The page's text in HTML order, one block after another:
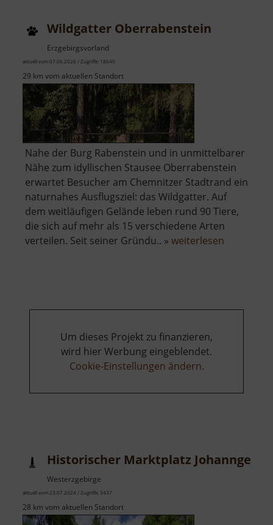
Wildgatter Oberrabenstein
Erzgebirgsvorland
aktuell vom 07.06.2026 / Zugriffe: 18640
29 km vom aktuellen Standort
Nahe der Burg Rabenstein und in unmittelbarer
Nähe zum idyllischen Stausee Oberrabenstein
erwartet Besucher am Chemnitzer Stadtrand ein
naturnahes Ausflugsziel: das Wildgatter. Auf
dem weitläufigen Gelände leben rund 90 Tiere,
die sich auf mehr als 15 verschiedene Arten
verteilen. Seit seiner Gründu.. » weiterlesen
Um dieses Projekt zu finanzieren,
wird hier Werbung eingeblendet.
Cookie-Einstellungen ändern.
Historischer Marktplatz
Westerzgebirge
aktuell vom 23.07.2024 / Zugriffe: 3437
28 km vom aktuellen Standort